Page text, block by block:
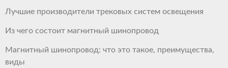
Лучшие производители трековых систем освещения
Из чего состоит магнитный шинопровод
Магнитный шинопровод: что это такое, преимущества,
виды